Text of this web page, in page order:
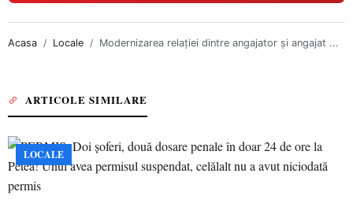
Acasa Locale Modernizarea relației dintre angajator și angajat ...
ARTICOLE SIMILARE
LOCALE